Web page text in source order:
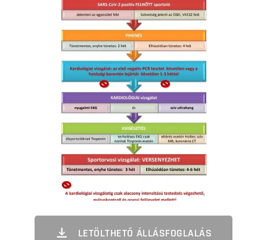
LETÖLTHETŐ ÁLLÁSFOGLALÁS